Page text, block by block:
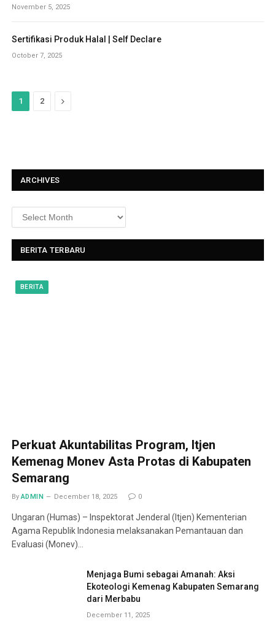
November 5, 2025
Sertifikasi Produk Halal | Self Declare
October 7, 2025
1 2
N
ARCHIVES
BERITA TERBARU
BERITA
Perkuat Akuntabilitas Program, Itjen
Kemenag Monev Asta Protas di Kabupaten
Semarang
By ADMIN December 18, 2025 0
Ungaran (Humas) – Inspektorat Jenderal (Itjen) Kementerian
Agama Republik Indonesia melaksanakan Pemantauan dan
Evaluasi (Monev)…
Menjaga Bumi sebagai Amanah: Aksi
Ekoteologi Kemenag Kabupaten Semarang
dari Merbabu
December 11, 2025